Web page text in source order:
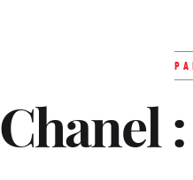
Chanel